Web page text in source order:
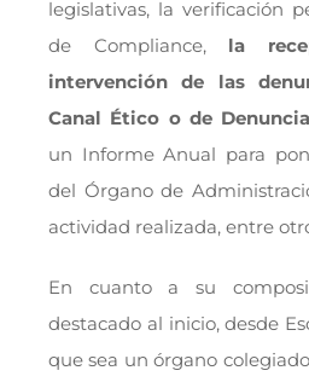
legislativas, la verificación
de Compliance, la
intervención de las
Canal Ético o de
un Informe Anual para
del Órgano de
actividad realizada, entre
En cuanto a su
destacado al inicio, desde
que sea un órgano